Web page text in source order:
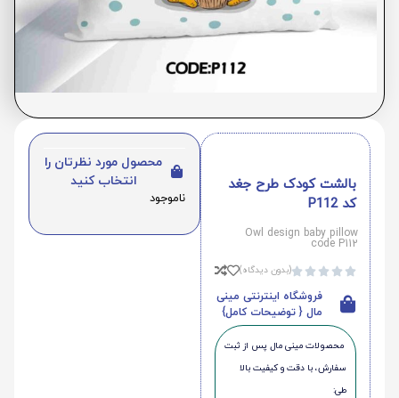
بالشت کودک طرح جغد
کد P112
Owl design baby pillow
code P112




(بدون دیدگاه)
فروشگاه اینترنتی مینی
مال { توضیحات کامل}
محصولات مینی‌ مال پس از ثبت
سفارش، با دقت و کیفیت بالا
طی:
محصول مورد نظرتان را
انتخاب کنید
ناموجود